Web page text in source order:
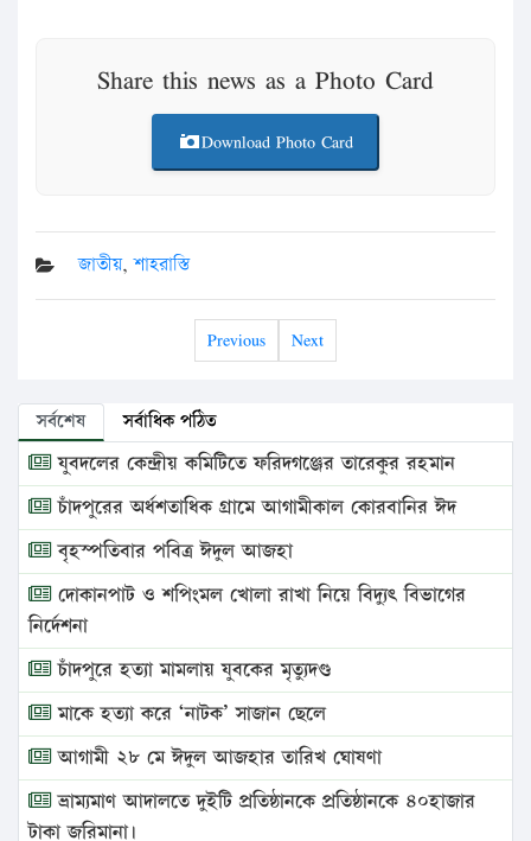
Share this news as a Photo Card
Download Photo Card
জাতীয়,শাহরাস্তি
Previous Next
সর্বশেষ সর্বাধিক পঠিত
যুবদলের কেন্দ্রীয় কমিটিতে ফরিদগঞ্জের তারেকুর রহমান
চাঁদপুরের অর্ধশতাধিক গ্রামে আগামীকাল কোরবানির ঈদ
বৃহস্পতিবার পবিত্র ঈদুল আজহা
দোকানপাট ও শপিংমল খোলা রাখা নিয়ে বিদ্যুৎ বিভাগের
নির্দেশনা
চাঁদপুরে হত্যা মামলায় যুবকের মৃত্যুদণ্ড
মাকে হত্যা করে ‘নাটক’ সাজান ছেলে
আগামী ২৮ মে ঈদুল আজহার তারিখ ঘোষণা
ভ্রাম্যমাণ আদালতে দুইটি প্রতিষ্ঠানকে প্রতিষ্ঠানকে ৪০হাজার
টাকা জরিমানা।